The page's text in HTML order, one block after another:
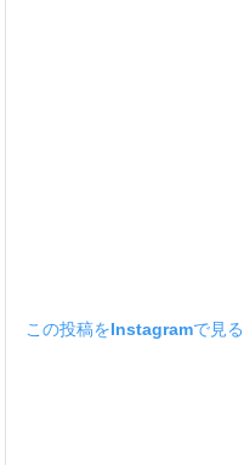
この投稿をInstagramで見る